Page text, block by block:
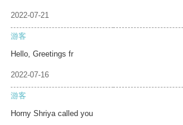
2022-07-21
游客
Hello, Greetings fr
2022-07-16
游客
Horny Shriya called you